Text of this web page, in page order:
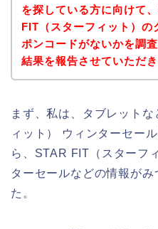
を探している方に向けて
FIT（スターフィット）の
ポンコードがないかを調
結果を報告させていただき
まず、私は、タブレット
ィット） ウィンターセー
ら、STAR FIT（スターフ
ターセールなどの情報が
た。